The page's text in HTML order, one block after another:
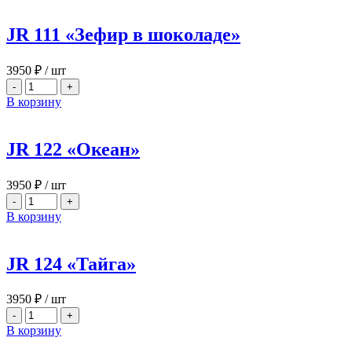
JR 111 «Зефир в шоколаде»
3950 ₽ / шт
- +
В корзину
JR 122 «Океан»
3950 ₽ / шт
- +
В корзину
JR 124 «Тайга»
3950 ₽ / шт
- +
В корзину